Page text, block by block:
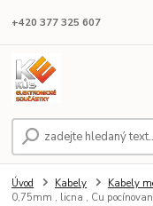
+420 377 325 607
Úvod Kabely Kabely
0,75mm , licna , Cu